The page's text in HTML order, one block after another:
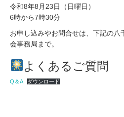
令和8年8月23日（日曜日）
6時から7時30分
お申し込みやお問合せは、下記の八
会事務局まで。
よくあるご質問
Q＆A ダウンロード